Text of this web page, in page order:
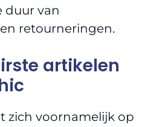
duur van
retourneringen.
artikelen
zich voornamelijk op